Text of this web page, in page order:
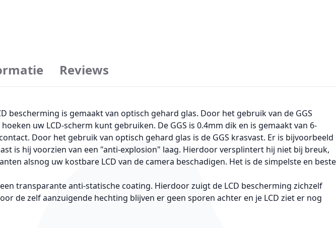
bescherming is gemaakt van optisch gehard glas. Door het gebruik van de GGS
uw LCD-scherm kunt gebruiken. De GGS is 0.4mm dik en is gemaakt van 6-
Door het gebruik van optisch gehard glas is de GGS krasvast. Er is bijvoorbeeld
is hij voorzien van een "anti-explosion" laag. Hierdoor versplintert hij niet bij breuk,
alsnog uw kostbare LCD van de camera beschadigen. Het is de simpelste en beste
transparante anti-statische coating. Hierdoor zuigt de LCD bescherming zichzelf
de zelf aanzuigende hechting blijven er geen sporen achter en je LCD ziet er nog
Reviews